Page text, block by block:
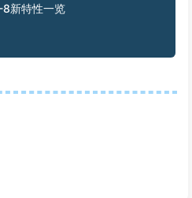
新特性一览